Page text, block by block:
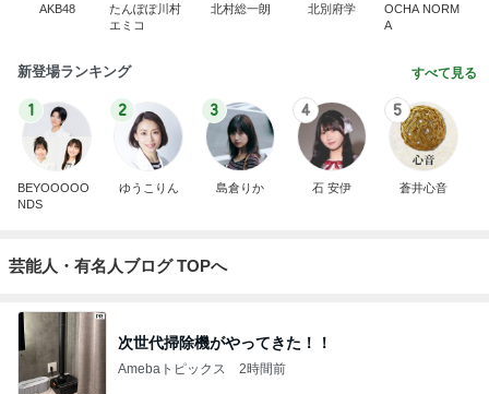
AKB48
たんぽぽ川村
エミコ
北村総一朗 北別府学
OCHA NORM
A
新登場ランキング すべて見る
1
BEYOOOOO
NDS
2
ゆうこりん
3
島倉りか
4
石 安伊
5
蒼井心音
芸能人・有名人ブログ TOPへ
次世代掃除機がやってきた！！
Amebaトピックス 2時間前